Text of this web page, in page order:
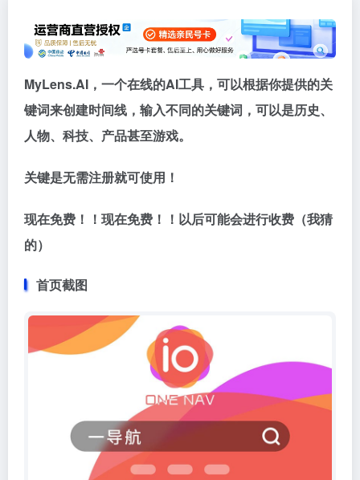
MyLens.AI，一个在线的AI工具，可以根据你提供的关
键词来创建时间线，输入不同的关键词，可以是历史、
人物、科技、产品甚至游戏。
关键是无需注册就可使用！
现在免费！！现在免费！！以后可能会进行收费（我猜
的）
首页截图